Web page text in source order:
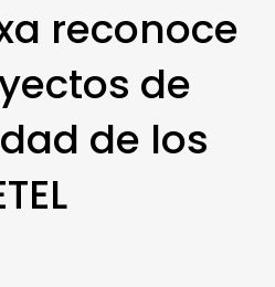
reconoce
de
de los